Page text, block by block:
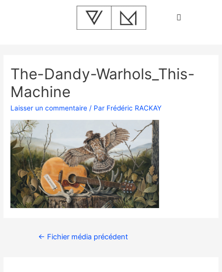
The-Dandy-Warhols_This-
Machine
Laisser un commentaire / Par Frédéric RACKAY
← Fichier média précédent